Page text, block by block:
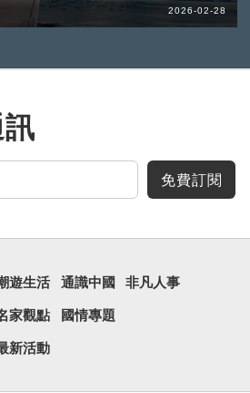
2026-02-28
免費訂閱
遊生活 通識中國 非凡人事
家觀點 國情專題
新活動